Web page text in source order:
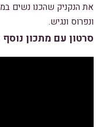
את הנקניק שהכנו נשים
ונפרוס ונגיש.
סרטון עם מתכון